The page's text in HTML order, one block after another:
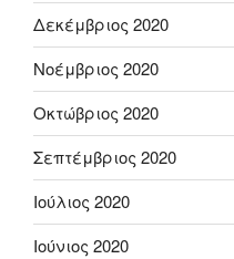
Δεκέμβριος 2020
Νοέμβριος 2020
Οκτώβριος 2020
Σεπτέμβριος 2020
Ιούλιος 2020
Ιούνιος 2020